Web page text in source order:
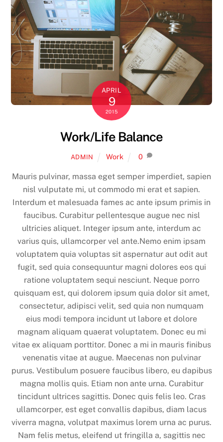
APRIL
9
2015
Work/Life Balance
ADMIN Work 0
Mauris pulvinar, massa eget semper imperdiet, sapien
nisl vulputate mi, ut commodo mi erat et sapien.
Interdum et malesuada fames ac ante ipsum primis in
faucibus. Curabitur pellentesque augue nec nisl
ultricies aliquet. Integer ipsum ante, interdum ac
varius quis, ullamcorper vel ante.Nemo enim ipsam
voluptatem quia voluptas sit aspernatur aut odit aut
fugit, sed quia consequuntur magni dolores eos qui
ratione voluptatem sequi nesciunt. Neque porro
quisquam est, qui dolorem ipsum quia dolor sit amet,
consectetur, adipisci velit, sed quia non numquam
eius modi tempora incidunt ut labore et dolore
magnam aliquam quaerat voluptatem. Donec eu mi
vitae ex aliquam porttitor. Donec a mi in mauris finibus
venenatis vitae at augue. Maecenas non pulvinar
purus. Vestibulum posuere faucibus libero, eu dapibus
magna mollis quis. Etiam non ante urna. Curabitur
tincidunt ultrices sagittis. Donec quis felis leo. Cras
ullamcorper, est eget convallis dapibus, diam lacus
viverra magna, volutpat maximus lorem urna ac purus.
Nam felis metus, eleifend ut fringilla a, sagittis nec